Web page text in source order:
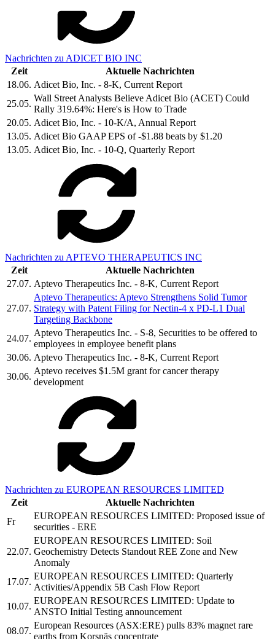
Nachrichten zu ADICET BIO INC
Zeit
Aktuelle Nachrichten
18.06. Adicet Bio, Inc. - 8-K, Current Report
25.05.
Wall Street Analysts Believe Adicet Bio (ACET) Could
Rally 319.64%: Here's is How to Trade
20.05. Adicet Bio, Inc. - 10-K/A, Annual Report
13.05. Adicet Bio GAAP EPS of -$1.88 beats by $1.20
13.05. Adicet Bio, Inc. - 10-Q, Quarterly Report
Nachrichten zu APTEVO THERAPEUTICS INC
Zeit
Aktuelle Nachrichten
27.07. Aptevo Therapeutics Inc. - 8-K, Current Report
27.07.
Aptevo Therapeutics: Aptevo Strengthens Solid Tumor
Strategy with Patent Filing for Nectin-4 x PD-L1 Dual
Targeting Backbone
24.07.
Aptevo Therapeutics Inc. - S-8, Securities to be offered to
employees in employee benefit plans
30.06. Aptevo Therapeutics Inc. - 8-K, Current Report
30.06.
Aptevo receives $1.5M grant for cancer therapy
development
Nachrichten zu EUROPEAN RESOURCES LIMITED
Zeit
Aktuelle Nachrichten
Fr
EUROPEAN RESOURCES LIMITED: Proposed issue of
securities - ERE
22.07.
EUROPEAN RESOURCES LIMITED: Soil
Geochemistry Detects Standout REE Zone and New
Anomaly
17.07.
EUROPEAN RESOURCES LIMITED: Quarterly
Activities/Appendix 5B Cash Flow Report
10.07.
EUROPEAN RESOURCES LIMITED: Update to
ANSTO Initial Testing announcement
08.07.
European Resources (ASX:ERE) pulls 83% magnet rare
earths from Korsnäs concentrate